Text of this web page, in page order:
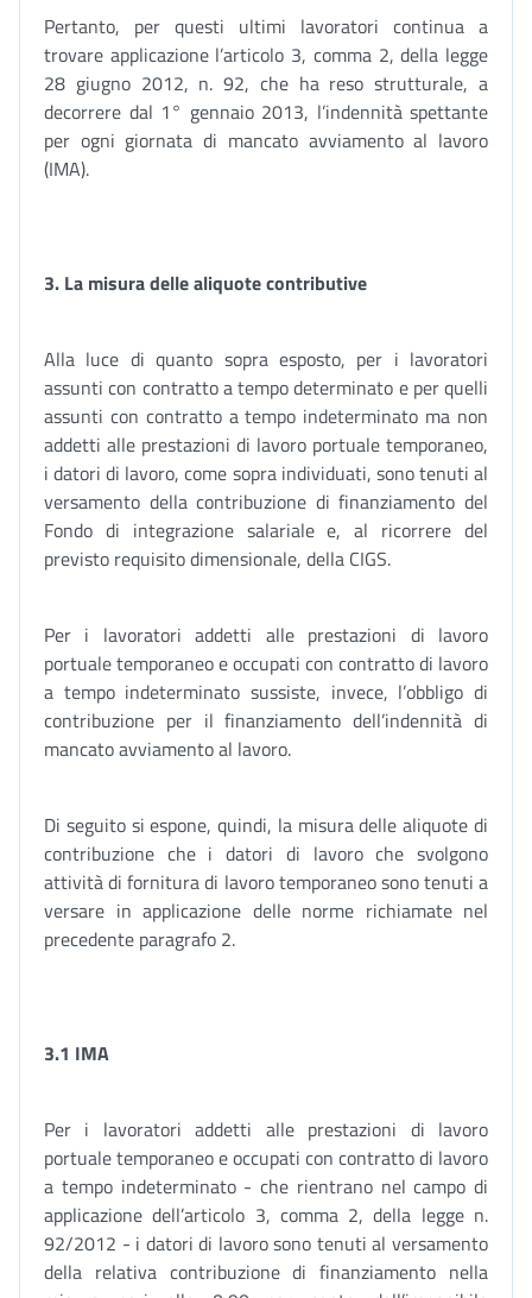
Pertanto, per questi ultimi lavoratori continua a
trovare applicazione l’articolo 3, comma 2, della legge
28 giugno 2012, n. 92, che ha reso strutturale, a
decorrere dal 1° gennaio 2013, l’indennità spettante
per ogni giornata di mancato avviamento al lavoro
(IMA).
3. La misura delle aliquote contributive
Alla luce di quanto sopra esposto, per i lavoratori
assunti con contratto a tempo determinato e per quelli
assunti con contratto a tempo indeterminato ma non
addetti alle prestazioni di lavoro portuale temporaneo,
i datori di lavoro, come sopra individuati, sono tenuti al
versamento della contribuzione di finanziamento del
Fondo di integrazione salariale e, al ricorrere del
previsto requisito dimensionale, della CIGS.
Per i lavoratori addetti alle prestazioni di lavoro
portuale temporaneo e occupati con contratto di lavoro
a tempo indeterminato sussiste, invece, l’obbligo di
contribuzione per il finanziamento dell’indennità di
mancato avviamento al lavoro.
Di seguito si espone, quindi, la misura delle aliquote di
contribuzione che i datori di lavoro che svolgono
attività di fornitura di lavoro temporaneo sono tenuti a
versare in applicazione delle norme richiamate nel
precedente paragrafo 2.
3.1 IMA
Per i lavoratori addetti alle prestazioni di lavoro
portuale temporaneo e occupati con contratto di lavoro
a tempo indeterminato - che rientrano nel campo di
applicazione dell’articolo 3, comma 2, della legge n.
92/2012 - i datori di lavoro sono tenuti al versamento
della relativa contribuzione di finanziamento nella